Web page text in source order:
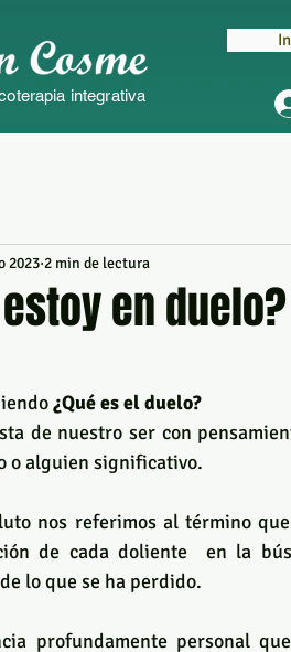
integrativa
en duelo?
2023 2 min de lectura
¿Qué es el duelo?
de nuestro ser con
o alguien significativo.
nos referimos al término
de cada doliente  en la
lo que se ha perdido.